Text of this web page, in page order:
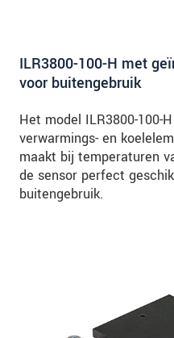
ILR3800-100-H met
voor buitengebruik
Het model ILR3800-100-
verwarmings- en
maakt bij temperaturen
de sensor perfect
buitengebruik.